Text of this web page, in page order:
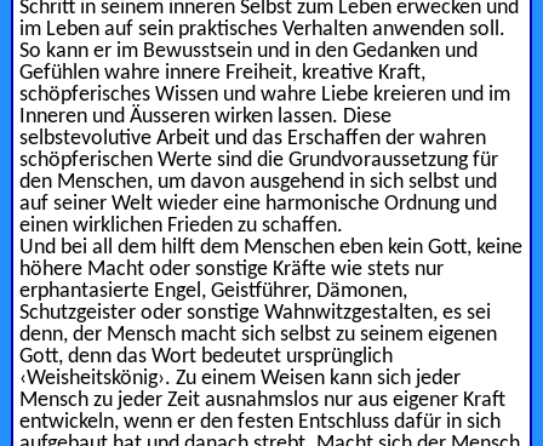
Schritt in seinem inneren Selbst zum Leben erwecken und
im Leben auf sein praktisches Verhalten anwenden soll.
So kann er im Bewusstsein und in den Gedanken und
Gefühlen wahre innere Freiheit, kreative Kraft,
schöpferisches Wissen und wahre Liebe kreieren und im
Inneren und Äusseren wirken lassen. Diese
selbstevolutive Arbeit und das Erschaffen der wahren
schöpferischen Werte sind die Grundvoraussetzung für
den Menschen, um davon ausgehend in sich selbst und
auf seiner Welt wieder eine harmonische Ordnung und
einen wirklichen Frieden zu schaffen.
Und bei all dem hilft dem Menschen eben kein Gott, keine
höhere Macht oder sonstige Kräfte wie stets nur
erphantasierte Engel, Geistführer, Dämonen,
Schutzgeister oder sonstige Wahnwitzgestalten, es sei
denn, der Mensch macht sich selbst zu seinem eigenen
Gott, denn das Wort bedeutet ursprünglich
‹Weisheitskönig›. Zu einem Weisen kann sich jeder
Mensch zu jeder Zeit ausnahmslos nur aus eigener Kraft
entwickeln, wenn er den festen Entschluss dafür in sich